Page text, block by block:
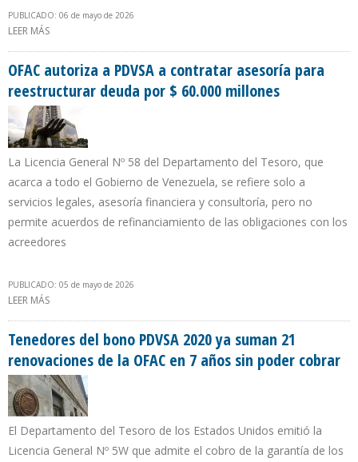
PUBLICADO: 06 de mayo de 2026
LEER MÁS
OFAC autoriza a PDVSA a contratar asesoría para
reestructurar deuda por $ 60.000 millones
La Licencia General Nº 58 del Departamento del Tesoro, que
acarca a todo el Gobierno de Venezuela, se refiere solo a
servicios legales, asesoría financiera y consultoría, pero no
permite acuerdos de refinanciamiento de las obligaciones con los
acreedores
PUBLICADO: 05 de mayo de 2026
LEER MÁS
Tenedores del bono PDVSA 2020 ya suman 21
renovaciones de la OFAC en 7 años sin poder cobrar
El Departamento del Tesoro de los Estados Unidos emitió la
Licencia General Nº 5W que admite el cobro de la garantía de los